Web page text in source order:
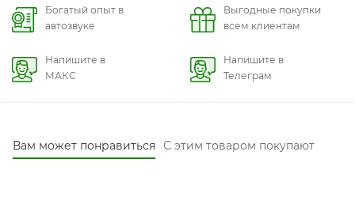
Богатый опыт в
автозвуке
Выгодные покупки
всем клиентам
Напишите в
МАКС
Напишите в
Телеграм
Вам может понравиться С этим товаром покупают